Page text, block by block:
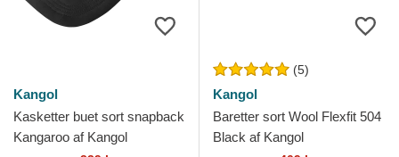
Kangol
Kasketter buet sort snapback
Kangaroo af Kangol
(5)
Kangol
Baretter sort Wool Flexfit 504
Black af Kangol